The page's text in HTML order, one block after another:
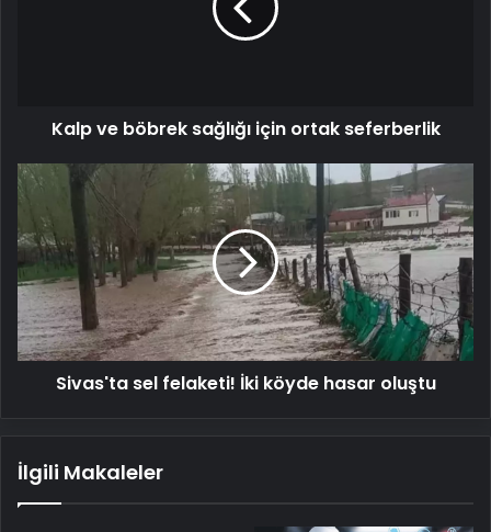
Kalp ve böbrek sağlığı için ortak seferberlik
Sivas'ta
sel
felaketi!
İki
köyde
hasar
oluştu
Sivas'ta sel felaketi! İki köyde hasar oluştu
İlgili Makaleler